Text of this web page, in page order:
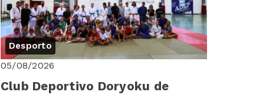
Desporto
05/08/2026
Club Deportivo Doryoku de